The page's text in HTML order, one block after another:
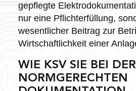
gepflegte
nur eine Pflichterfüllung,
wesentlicher Beitrag zur
Wirtschaftlichkeit einer
WIE KSV SIE BEI DER
NORMGERECHTEN